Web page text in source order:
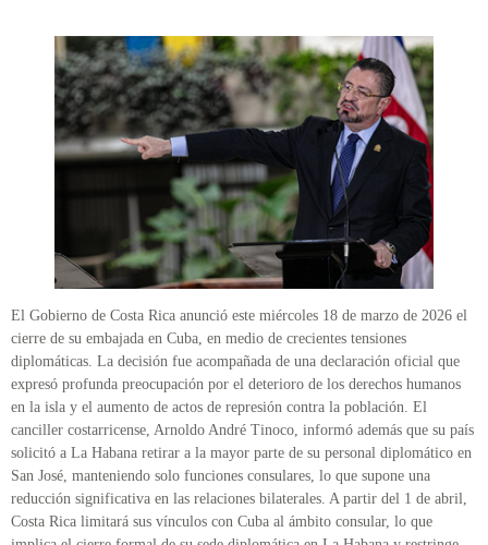
El Gobierno de Costa Rica anunció este miércoles 18 de marzo de 2026 el
cierre de su embajada en Cuba, en medio de crecientes tensiones
diplomáticas. La decisión fue acompañada de una declaración oficial que
expresó profunda preocupación por el deterioro de los derechos humanos
en la isla y el aumento de actos de represión contra la población. El
canciller costarricense, Arnoldo André Tinoco, informó además que su país
solicitó a La Habana retirar a la mayor parte de su personal diplomático en
San José, manteniendo solo funciones consulares, lo que supone una
reducción significativa en las relaciones bilaterales. A partir del 1 de abril,
Costa Rica limitará sus vínculos con Cuba al ámbito consular, lo que